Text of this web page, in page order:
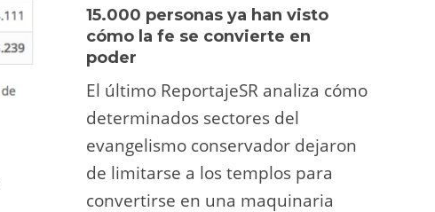
15.000 personas ya han visto
cómo la fe se convierte en
poder
El último ReportajeSR analiza cómo
determinados sectores del
evangelismo conservador dejaron
de limitarse a los templos para
convertirse en una maquinaria